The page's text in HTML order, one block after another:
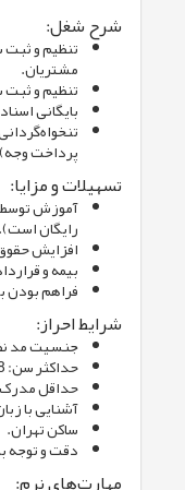
شرح شغل:
تنظیم و
مشتریان.
تنظیم و
بایگانی
پرداخت
تسهیلات و مزایا:
آموزش توسط
رایگان است).
افزایش
بیمه و
فراهم
شرایط احراز:
جنسیت مد
حداکثر سن: 28 سال.
حداقل
آشنایی با
ساکن تهران.
دقت و توجه